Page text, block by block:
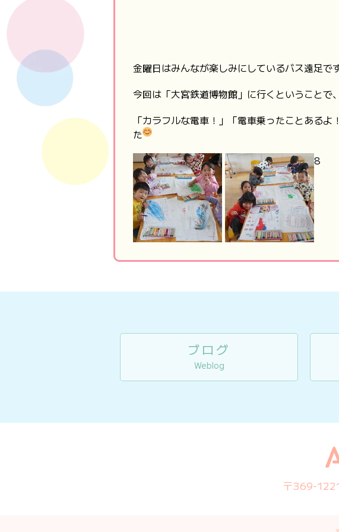
金曜日はみんなが楽しみにしているバス遠足で
今回は「大宮鉄道博物館」に行くということで
「カラフルな電車！」「電車乗ったことある
た
8
ブログ
Weblog
〒369-